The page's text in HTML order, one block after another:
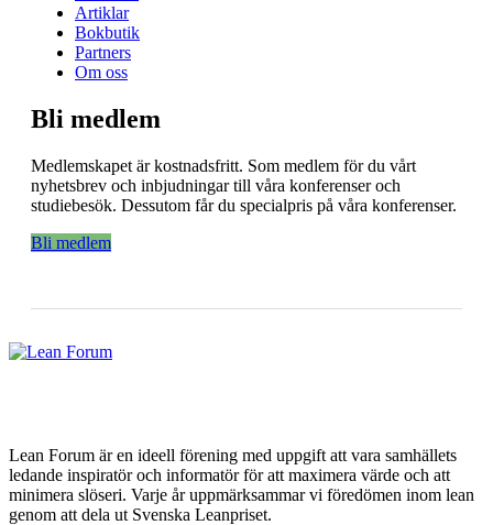
Artiklar
Bokbutik
Partners
Om oss
Bli medlem
Medlemskapet är kostnadsfritt. Som medlem för du vårt
nyhetsbrev och inbjudningar till våra konferenser och
studiebesök. Dessutom får du specialpris på våra konferenser.
Bli medlem
Lean Forum är en ideell förening med uppgift att vara samhällets
ledande inspiratör och informatör för att maximera värde och att
minimera slöseri. Varje år uppmärksammar vi föredömen inom lean
genom att dela ut Svenska Leanpriset.